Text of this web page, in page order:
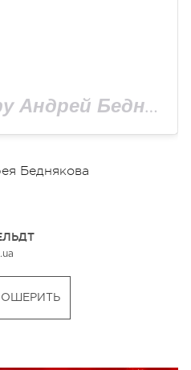
A post shared by Андрей Бедняков (@biedniakov)
Беднякова